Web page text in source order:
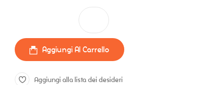
Aggiungi Al Carrello
Aggiungi alla lista dei desideri